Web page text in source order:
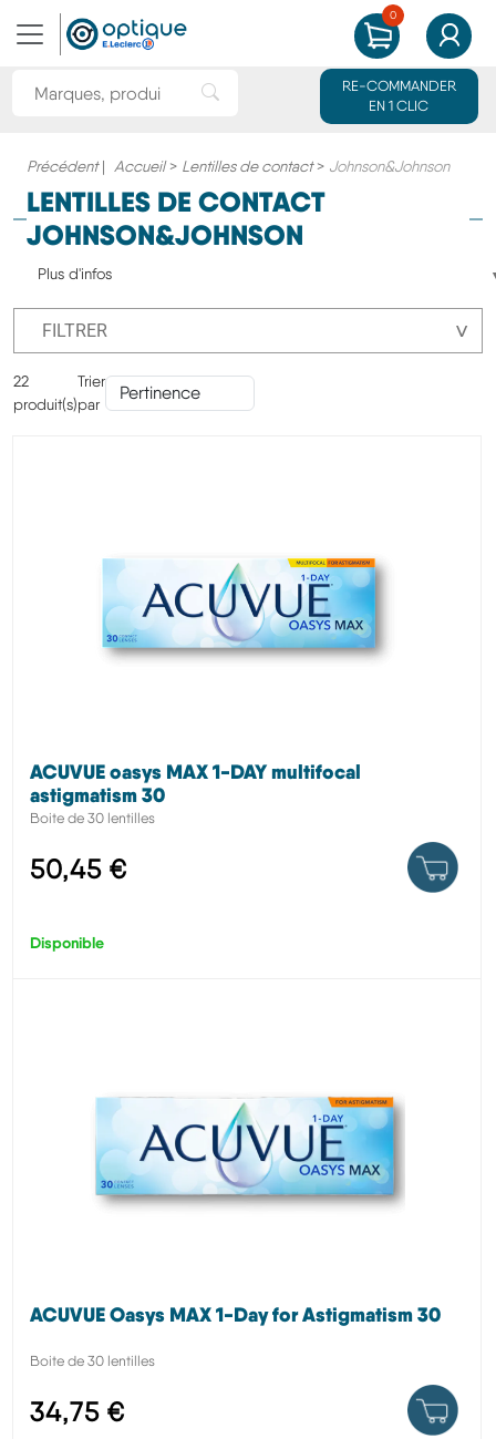
Rechercher une marque ou un produit
RE-COMMANDER
EN 1 CLIC
0
MON PANIER
Précédent| Accueil > Lentilles de contact > Johnson&Johnson
LENTILLES DE CONTACT
JOHNSON&JOHNSON
Plus d'infos
FILTRER ˅
22
produit(s)
Trier
par
ACUVUE oasys MAX 1-DAY multifocal
astigmatism 30
Boite de 30 lentilles
50,45 €
Disponible
ACUVUE Oasys MAX 1-Day for Astigmatism 30
Boite de 30 lentilles
34,75 €